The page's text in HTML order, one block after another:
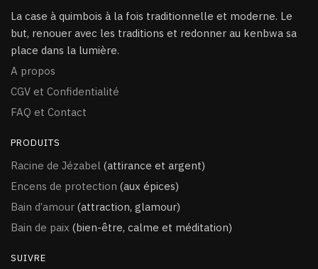
La case à quimbois à la fois traditionnelle et moderne. Le
but, renouer avec les traditions et redonner au kenbwa sa
place dans la lumière.
A propos
CGV et Confidentialité
FAQ et Contact
PRODUITS
Racine de Jézabel (attirance et argent)
Encens de protection (aux épices)
Bain d’amour (attraction, glamour)
Bain de paix (bien-être, calme et méditation)
SUIVRE